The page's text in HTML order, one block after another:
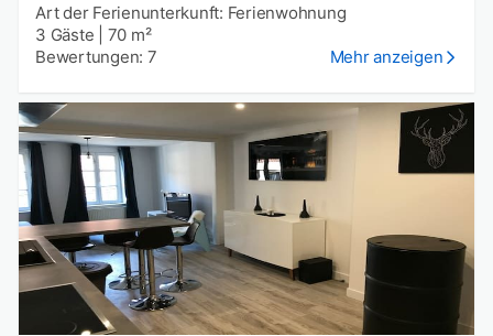
Art der Ferienunterkunft: Ferienwohnung
3 Gäste
70 m²
Bewertungen: 7
Mehr anzeigen